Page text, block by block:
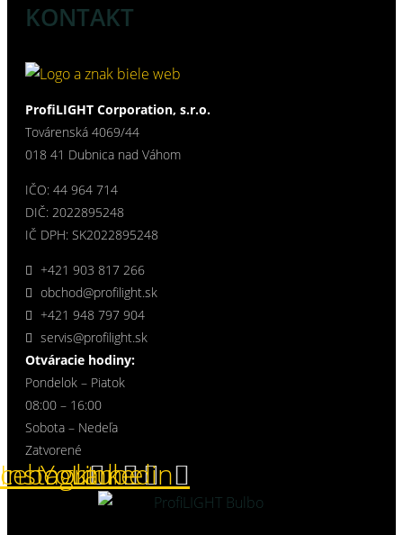
KONTAKT
ProfiLIGHT Corporation, s.r.o.
Továrenská 4069/44
018 41 Dubnica nad Váhom
IČO: 44 964 714
DIČ: 2022895248
IČ DPH: SK2022895248
+421 903 817 266
obchod@profilight.sk
+421 948 797 904
servis@profilight.sk
Otváracie hodiny:
Pondelok – Piatok
08:00 – 16:00
Sobota – Nedeľa
Zatvorené
Instagram
Youtube
Linkedin